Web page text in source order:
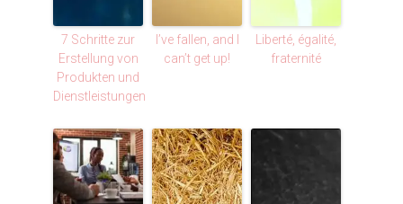
7 Schritte zur
Erstellung von
Produkten und
Dienstleistungen
I’ve fallen, and I
can’t get up!
Liberté, égalité,
fraternité